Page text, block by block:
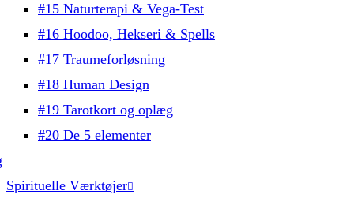
#15 Naturterapi & Vega-Test
#16 Hoodoo, Hekseri & Spells
#17 Traumeforløsning
#18 Human Design
#19 Tarotkort og oplæg
#20 De 5 elementer
Spirituelle Værktøjer